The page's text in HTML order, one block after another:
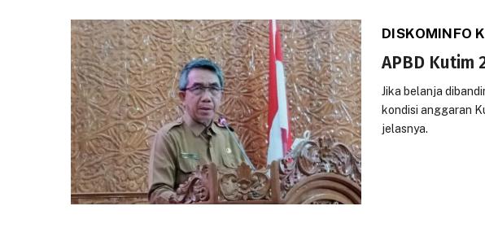
DISKOMINFO
APBD Kutim
Jika belanja
kondisi anggaran
jelasnya.